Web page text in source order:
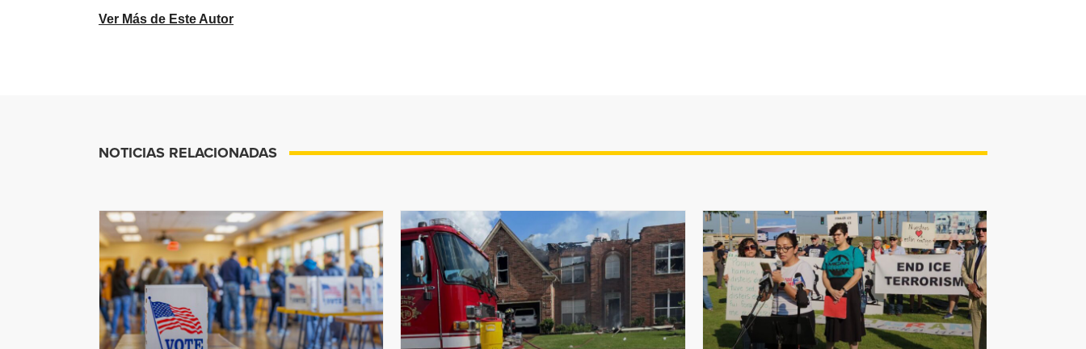
Ver Más de Este Autor
NOTICIAS RELACIONADAS